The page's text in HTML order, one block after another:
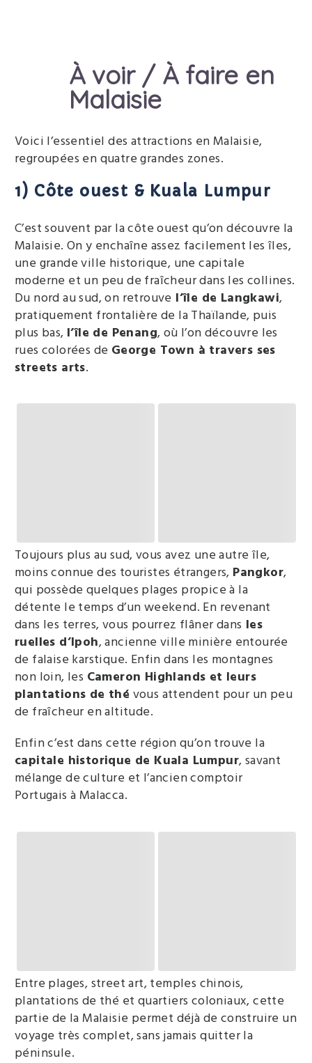
À voir / À faire en
Malaisie
Voici l’essentiel des attractions en Malaisie,
regroupées en quatre grandes zones.
1) Côte ouest & Kuala Lumpur
C’est souvent par la côte ouest qu’on découvre la
Malaisie. On y enchaîne assez facilement les îles,
une grande ville historique, une capitale
moderne et un peu de fraîcheur dans les collines.
Du nord au sud, on retrouve l’île de Langkawi,
pratiquement frontalière de la Thaïlande, puis
plus bas, l’île de Penang, où l’on découvre les
rues colorées de George Town à travers ses
streets arts.
Toujours plus au sud, vous avez une autre île,
moins connue des touristes étrangers, Pangkor,
qui possède quelques plages propice à la
détente le temps d’un weekend. En revenant
dans les terres, vous pourrez flâner dans les
ruelles d’Ipoh, ancienne ville minière entourée
de falaise karstique. Enfin dans les montagnes
non loin, les Cameron Highlands et leurs
plantations de thé vous attendent pour un peu
de fraîcheur en altitude.
Enfin c’est dans cette région qu’on trouve la
capitale historique de Kuala Lumpur, savant
mélange de culture et l’ancien comptoir
Portugais à Malacca.
Entre plages, street art, temples chinois,
plantations de thé et quartiers coloniaux, cette
partie de la Malaisie permet déjà de construire un
voyage très complet, sans jamais quitter la
péninsule.